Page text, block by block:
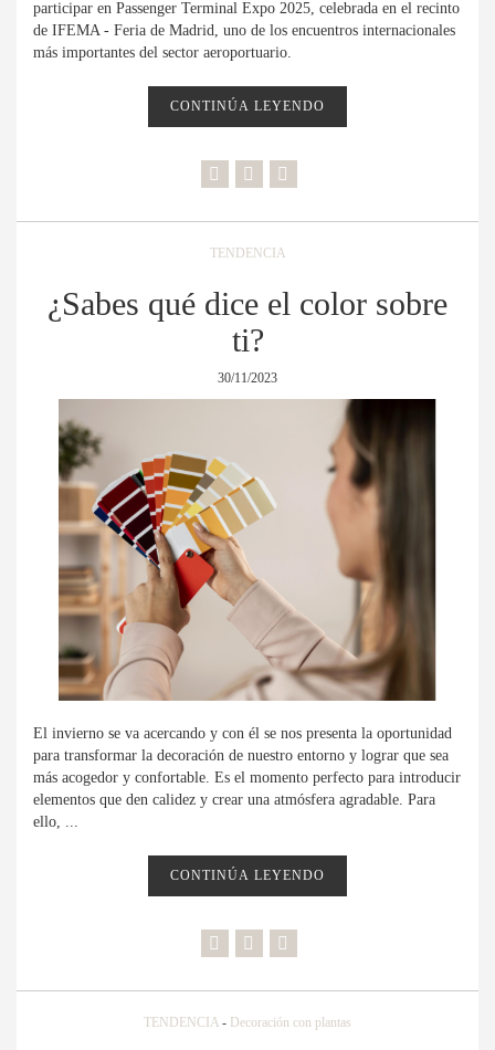
participar en Passenger Terminal Expo 2025, celebrada en el recinto
de IFEMA - Feria de Madrid, uno de los encuentros internacionales
más importantes del sector aeroportuario.
CONTINÚA LEYENDO
TENDENCIA
¿Sabes qué dice el color sobre
ti?
30/11/2023
El invierno se va acercando y con él se nos presenta la oportunidad
para transformar la decoración de nuestro entorno y lograr que sea
más acogedor y confortable. Es el momento perfecto para introducir
elementos que den calidez y crear una atmósfera agradable. Para
ello, ...
CONTINÚA LEYENDO
TENDENCIA - Decoración con plantas